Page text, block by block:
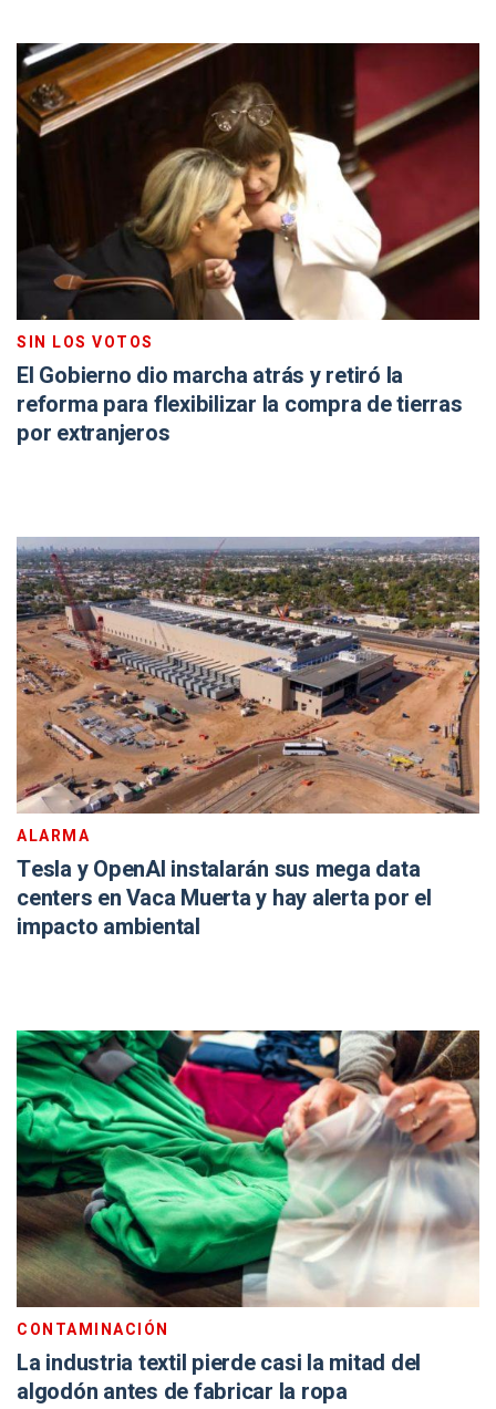
SIN LOS VOTOS
El Gobierno dio marcha atrás y retiró la
reforma para flexibilizar la compra de tierras
por extranjeros
ALARMA
Tesla y OpenAI instalarán sus mega data
centers en Vaca Muerta y hay alerta por el
impacto ambiental
CONTAMINACIÓN
La industria textil pierde casi la mitad del
algodón antes de fabricar la ropa